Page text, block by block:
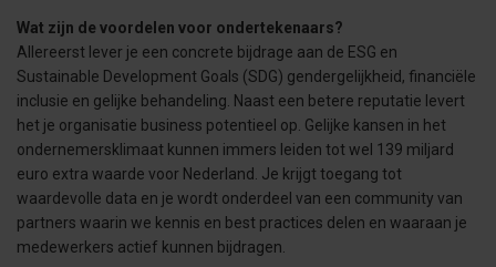
Wat zijn de voordelen voor ondertekenaars?
Allereerst lever je een concrete bijdrage aan de ESG en
Sustainable Development Goals (SDG) gendergelijkheid, financiële
inclusie en gelijke behandeling. Naast een betere reputatie levert
het je organisatie business potentieel op. Gelijke kansen in het
ondernemersklimaat kunnen immers leiden tot wel 139 miljard
euro extra waarde voor Nederland. Je krijgt toegang tot
waardevolle data en je wordt onderdeel van een community van
partners waarin we kennis en best practices delen en waaraan je
medewerkers actief kunnen bijdragen.